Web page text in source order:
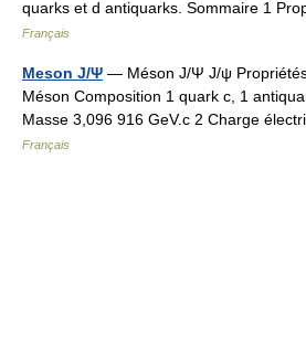
quarks et d antiquarks. Sommaire 1
Français
Meson J/Ψ — Méson J/Ψ J/ψ
Méson Composition 1 quark c, 1
Masse 3,096 916 GeV.c 2 Charge
Français